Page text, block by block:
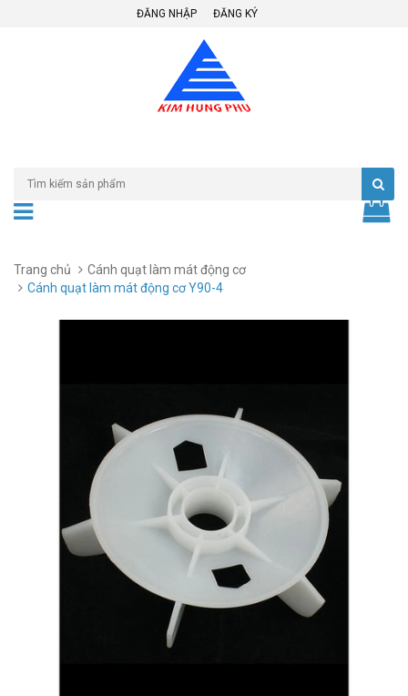
ĐĂNG NHẬP ĐĂNG KÝ
Trang chủ
Cánh quạt làm mát động cơ
Cánh quạt làm mát động cơ Y90-4